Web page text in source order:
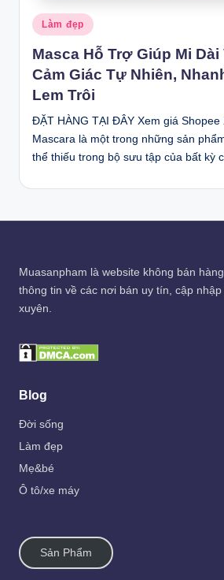
Posted
in
Làm đẹp
Masca Hỗ Trợ Giúp Mi Dài
Cảm Giác Tự Nhiên,
Lem Trôi
ĐẶT HÀNG TẠI ĐÂY Xem giá Shopee
Mascara là một trong những sản
thể thiếu trong bộ sưu tập của bất kỳ
Muasanpham là website không bán
thông tin về các nơi bán uy tín, cập
xuyên.
Blog
Đời sống
Làm đẹp
Mẹ&bé
Ô tô/xe máy
Sản Phẩm